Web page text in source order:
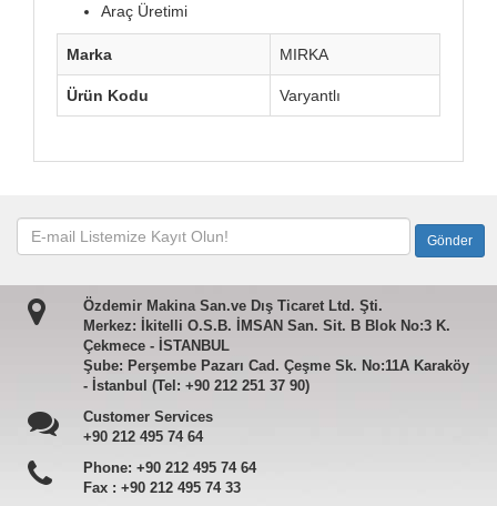
Araç Üretimi
Marka MIRKA
Ürün Kodu Varyantlı
Özdemir Makina San.ve Dış Ticaret Ltd. Şti.
Merkez: İkitelli O.S.B. İMSAN San. Sit. B Blok No:3 K.
Çekmece - İSTANBUL
Şube: Perşembe Pazarı Cad. Çeşme Sk. No:11A Karaköy
- İstanbul (Tel: +90 212 251 37 90)
Customer Services
+90 212 495 74 64
Phone: +90 212 495 74 64
Fax : +90 212 495 74 33